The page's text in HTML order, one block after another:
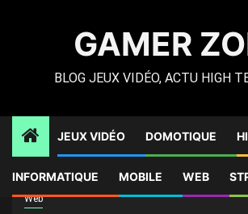
GAMER
BLOG JEUX VIDÉO, ACTU HIGH
JEUX VIDÉO DOMOTIQUE
INFORMATIQUE MOBILE WEB
Web